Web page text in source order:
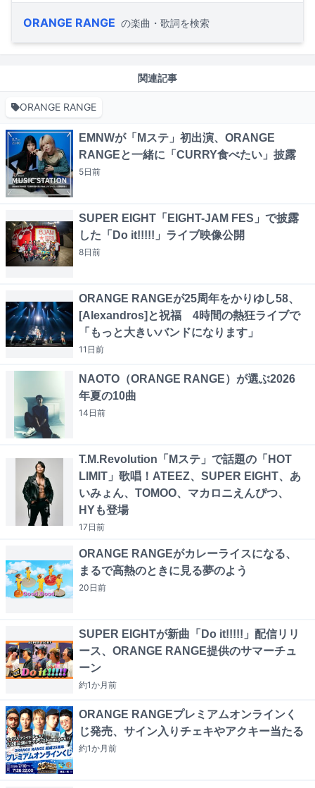
ORANGE RANGE の楽曲・歌詞を検索
関連記事
ORANGE RANGE
EMNWが「Mステ」初出演、ORANGE
RANGEと一緒に「CURRY食べたい」披露
5日前
SUPER EIGHT「EIGHT-JAM FES」で披露
した「Do it!!!!!」ライブ映像公開
8日前
ORANGE RANGEが25周年をかりゆし58、
[Alexandros]と祝福 4時間の熱狂ライブで
「もっと大きいバンドになります」
11日前
NAOTO（ORANGE RANGE）が選ぶ2026
年夏の10曲
14日前
T.M.Revolution「Mステ」で話題の「HOT
LIMIT」歌唱！ATEEZ、SUPER EIGHT、あ
いみょん、TOMOO、マカロニえんぴつ、
HYも登場
17日前
ORANGE RANGEがカレーライスになる、
まるで高熱のときに見る夢のよう
20日前
SUPER EIGHTが新曲「Do it!!!!!」配信リリ
ース、ORANGE RANGE提供のサマーチュ
ーン
約1か月前
ORANGE RANGEプレミアムオンラインく
じ発売、サイン入りチェキやアクキー当たる
約1か月前